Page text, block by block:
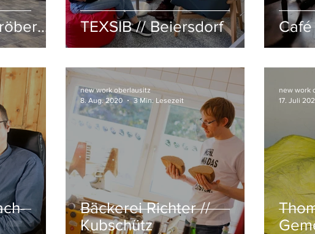
TEXSIB // Beiersdorf Café
Bäckerei Richter //
Kubschütz
new work oberlausitz
8. Aug. 2020
3 Min. Lesezeit
new work
17. Juli